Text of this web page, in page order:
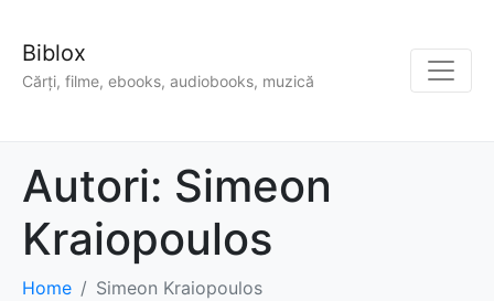
Biblox
Cărți, filme, ebooks, audiobooks, muzică
Autori: Simeon
Kraiopoulos
Home Simeon Kraiopoulos